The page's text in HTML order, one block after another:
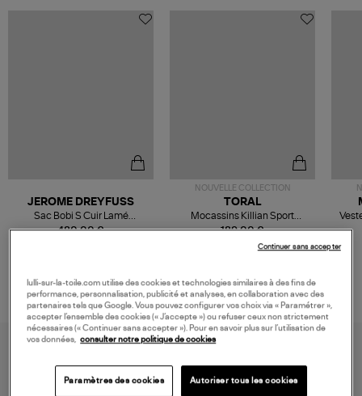
480,00 €
JEROME DREYFUSS
Sac Bobi S Cuir Lamé
Champagne
NOUVELLE COLLECTION
189,00 €
TORAL
Mocassins Killian Sport
Mousse
lulli-sur-la-toile.com utilise des cookies et technologies similaires à des fins de
performance, personnalisation, publicité et analyses, en collaboration avec des
partenaires tels que Google. Vous pouvez configurer vos choix via « Paramétrer »,
accepter l’ensemble des cookies (« J’accepte ») ou refuser ceux non strictement
nécessaires (« Continuer sans accepter »). Pour en savoir plus sur l’utilisation de
vos données, consulter notre politique de cookies
Paramètres des cookies Autoriser tous les cookies
Continuer sans accepter